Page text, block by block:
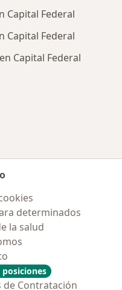
Capital Federal
Capital Federal
Capital Federal
determinados
la salud
posiciones
de Contratación